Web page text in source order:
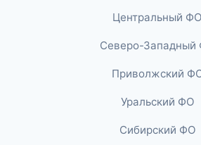
Центральный ФО
Северо-Западный
Приволжский
Уральский ФО
Сибирский ФО